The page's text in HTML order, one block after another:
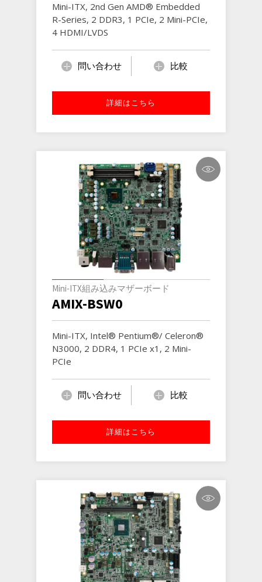
Mini-ITX, 2nd Gen AMD® Embedded
R-Series, 2 DDR3, 1 PCIe, 2 Mini-PCIe,
4 HDMI/LVDS
問い合わせ 比較
詳細はこちら
Mini-ITX組み込みマザーボード
AMIX-BSW0
Mini-ITX, Intel® Pentium®/ Celeron®
N3000, 2 DDR4, 1 PCIe x1, 2 Mini-
PCIe
問い合わせ 比較
詳細はこちら